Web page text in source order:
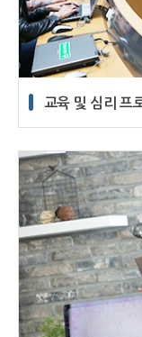
교육 및 심리 프